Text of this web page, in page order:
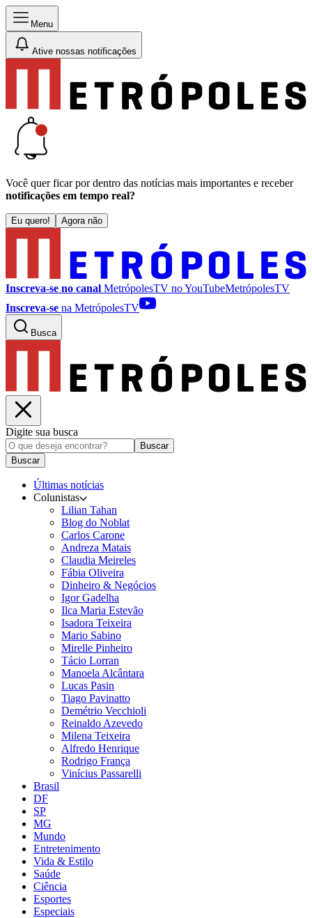
Menu
Ative nossas notificações
Você quer ficar por dentro das notícias mais importantes e receber
notificações em tempo real?
Eu quero! Agora não
Inscreva-se no canal MetrópolesTV noYouTubeMetrópolesTV
Inscreva-se na MetrópolesTV
Busca
Digite sua busca
Buscar
Buscar
Últimas notícias
Colunistas
Lilian Tahan
Blog do Noblat
Carlos Carone
Andreza Matais
Claudia Meireles
Fábia Oliveira
Dinheiro & Negócios
Igor Gadelha
Ilca Maria Estevão
Isadora Teixeira
Mario Sabino
Mirelle Pinheiro
Tácio Lorran
Manoela Alcântara
Lucas Pasin
Tiago Pavinatto
Demétrio Vecchioli
Reinaldo Azevedo
Milena Teixeira
Alfredo Henrique
Rodrigo França
Vinícius Passarelli
Brasil
DF
SP
MG
Mundo
Entretenimento
Vida & Estilo
Saúde
Ciência
Esportes
Especiais